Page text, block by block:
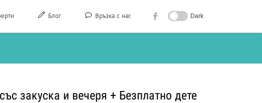
Блог Връзка с нас Dark
закуска и вечеря + Безплатно дете